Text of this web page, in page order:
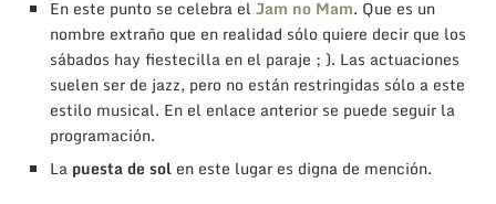
En este punto se celebra el Jam no Mam. Que es un
nombre extraño que en realidad sólo quiere decir que los
sábados hay fiestecilla en el paraje ; ). Las actuaciones
suelen ser de jazz, pero no están restringidas sólo a este
estilo musical. En el enlace anterior se puede seguir la
programación.
La puesta de sol en este lugar es digna de mención.